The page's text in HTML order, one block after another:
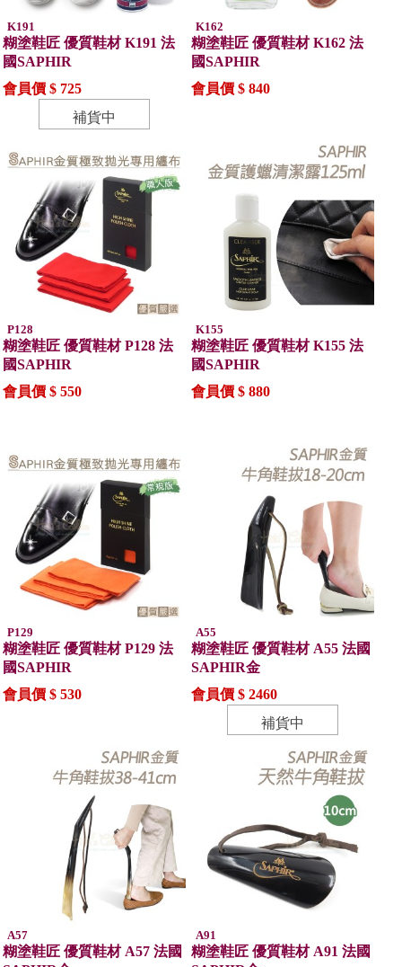
K191
糊塗鞋匠 優質鞋材 K191 法
國SAPHIR
會員價 $ 725
補貨中
K162
糊塗鞋匠 優質鞋材 K162 法
國SAPHIR
會員價 $ 840
P128
糊塗鞋匠 優質鞋材 P128 法
國SAPHIR
會員價 $ 550
K155
糊塗鞋匠 優質鞋材 K155 法
國SAPHIR
會員價 $ 880
P129
糊塗鞋匠 優質鞋材 P129 法
國SAPHIR
會員價 $ 530
A55
糊塗鞋匠 優質鞋材 A55 法國
SAPHIR金
會員價 $ 2460
補貨中
A57
糊塗鞋匠 優質鞋材 A57 法國
A91
糊塗鞋匠 優質鞋材 A91 法國